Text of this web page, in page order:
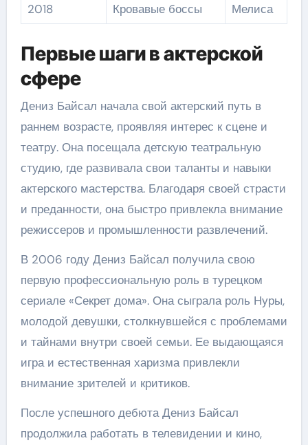
2018
Кровавые боссы Мелиса
Первые шаги в актерской
сфере
Дениз Байсал начала свой актерский путь в
раннем возрасте, проявляя интерес к сцене и
театру. Она посещала детскую театральную
студию, где развивала свои таланты и навыки
актерского мастерства. Благодаря своей страсти
и преданности, она быстро привлекла внимание
режиссеров и промышленности развлечений.
В 2006 году Дениз Байсал получила свою
первую профессиональную роль в турецком
сериале «Секрет дома». Она сыграла роль Нуры,
молодой девушки, столкнувшейся с проблемами
и тайнами внутри своей семьи. Ее выдающаяся
игра и естественная харизма привлекли
внимание зрителей и критиков.
После успешного дебюта Дениз Байсал
продолжила работать в телевидении и кино,